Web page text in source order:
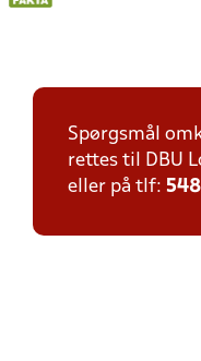
Spørgsmål
rettes til DBU
eller på tlf: